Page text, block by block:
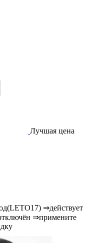
Лучшая цена
⇒действует
⇒примените